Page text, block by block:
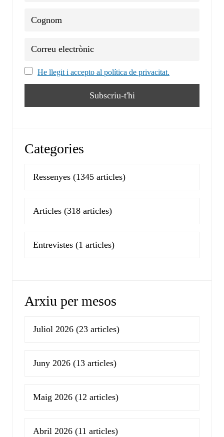
He llegit i accepto al política de privacitat.
Categories
Ressenyes (1345 articles)
Articles (318 articles)
Entrevistes (1 articles)
Arxiu per mesos
Juliol 2026 (23 articles)
Juny 2026 (13 articles)
Maig 2026 (12 articles)
Abril 2026 (11 articles)